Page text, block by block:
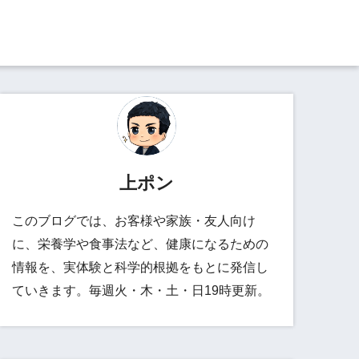
上ポン
このブログでは、お客様や家族・友人向け
に、栄養学や食事法など、健康になるための
情報を、実体験と科学的根拠をもとに発信し
ていきます。毎週火・木・土・日19時更新。